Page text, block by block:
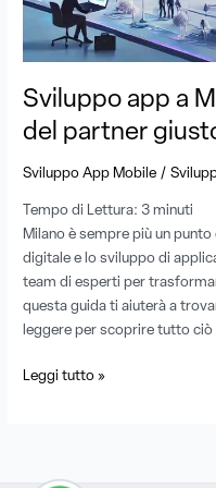
Sviluppo app a
del partner
Sviluppo App Mobile /
Tempo di Lettura:3 minuti
Milano è sempre più un
digitale e lo sviluppo di
team di esperti per
questa guida ti aiuterà a
leggere per scoprire tutto ciò
partner
Leggi tutto »